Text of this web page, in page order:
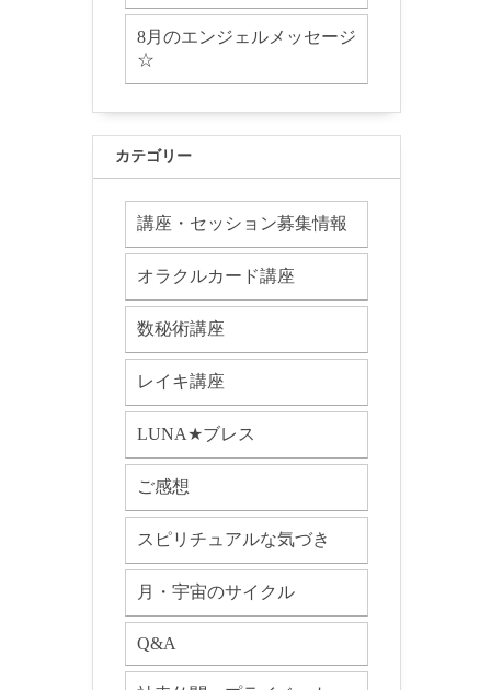
8月のエンジェルメッセージ
☆
カテゴリー
講座・セッション募集情報
オラクルカード講座
数秘術講座
レイキ講座
LUNA★ブレス
ご感想
スピリチュアルな気づき
月・宇宙のサイクル
Q&A